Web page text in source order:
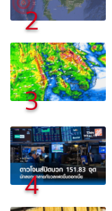
2
3
4